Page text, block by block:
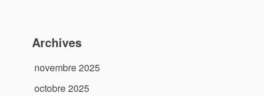
Archives
novembre 2025
octobre 2025